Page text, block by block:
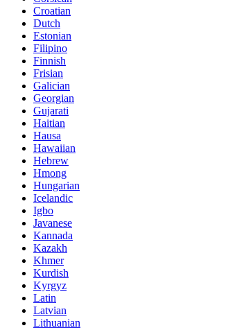
Croatian
Dutch
Estonian
Filipino
Finnish
Frisian
Galician
Georgian
Gujarati
Haitian
Hausa
Hawaiian
Hebrew
Hmong
Hungarian
Icelandic
Igbo
Javanese
Kannada
Kazakh
Khmer
Kurdish
Kyrgyz
Latin
Latvian
Lithuanian